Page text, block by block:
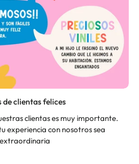
de clientas felices
clientas es muy importante.
experiencia con nosotros sea
extraordinaria